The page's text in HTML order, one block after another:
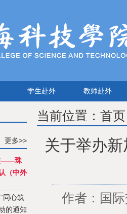
学生赴外 教师赴外
更多>>
——珠
（中外
同心筑
的通知
当前位置： 首页
关于举办
作者：国